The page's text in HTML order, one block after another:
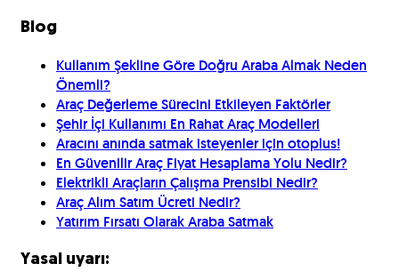
Blog
Kullanım Şekline Göre Doğru Araba Almak Neden
Önemli?
Araç Değerleme Sürecini Etkileyen Faktörler
Şehir İçi Kullanımı En Rahat Araç Modelleri
Aracını anında satmak isteyenler için otoplus!
En Güvenilir Araç Fiyat Hesaplama Yolu Nedir?
Elektrikli Araçların Çalışma Prensibi Nedir?
Araç Alım Satım Ücreti Nedir?
Yatırım Fırsatı Olarak Araba Satmak
Yasal uyarı: